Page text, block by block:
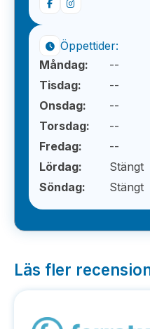
Öppettider:
Måndag:
--
Tisdag:
--
Onsdag:
--
Torsdag:
--
Fredag:
--
Lördag:
Stängt
Söndag:
Stängt
Läs fler